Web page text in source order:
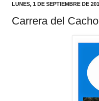
LUNES, 1 DE SEPTIEMBRE DE
Carrera del